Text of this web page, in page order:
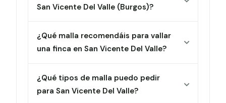
San Vicente Del Valle (Burgos)?
¿Qué malla recomendáis para vallar
una finca en San Vicente Del Valle?
¿Qué tipos de malla puedo pedir
para San Vicente Del Valle?